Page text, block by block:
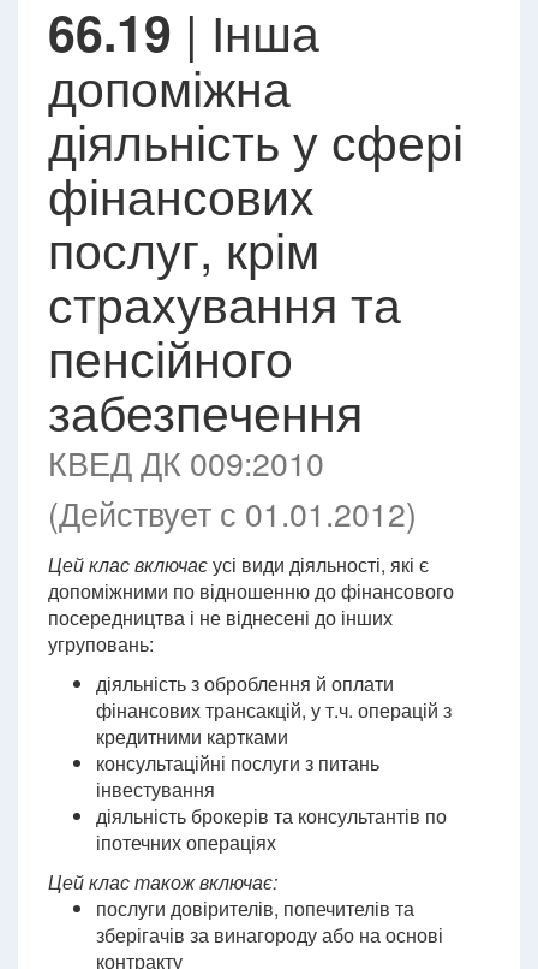
66.19 | Інша
допоміжна
діяльність у сфері
фінансових
послуг, крім
страхування та
пенсійного
забезпечення
КВЕД ДК 009:2010
(Действует с 01.01.2012)
Цей клас включаєусі види діяльності, які є
допоміжними по відношенню до фінансового
посередництва і не віднесені до інших
угруповань:
діяльність з оброблення й оплати
фінансових трансакцій, у т.ч. операцій з
кредитними картками
консультаційні послуги з питань
інвестування
діяльність брокерів та консультантів по
іпотечних операціях
Цей клас також включає:
послуги довірителів, попечителів та
зберігачів за винагороду або на основі
контракту